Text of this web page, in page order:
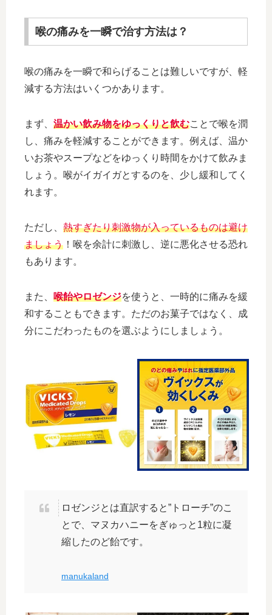
喉の痛みを一瞬で治す方法は？
喉の痛みを一瞬で和らげることは難しいですが、軽
減する方法はいくつかあります。
まず、 温かい飲み物をゆっくりと飲むことで喉を潤
し、痛みを軽減することができます。例えば、温か
いお茶やスープなどをゆっくり時間をかけて飲みま
しょう。喉がイガイガとするのを、少し緩和してく
れます。
ただし、 熱すぎたり刺激物が入っているものは避け
ましょう ！喉を余計に刺激し、逆に悪化させる恐れ
もあります。
また、 喉飴やロゼンジを使うと、一時的に痛みを緩
和することもできます。ただのお菓子ではなく、成
分にこだわったものを選ぶようにしましょう。
ロゼンジとは直訳すると”トローチ”のこ
とで、マヌカハニーをぎゅっと1粒に凝
縮したのど飴です。
manukaland